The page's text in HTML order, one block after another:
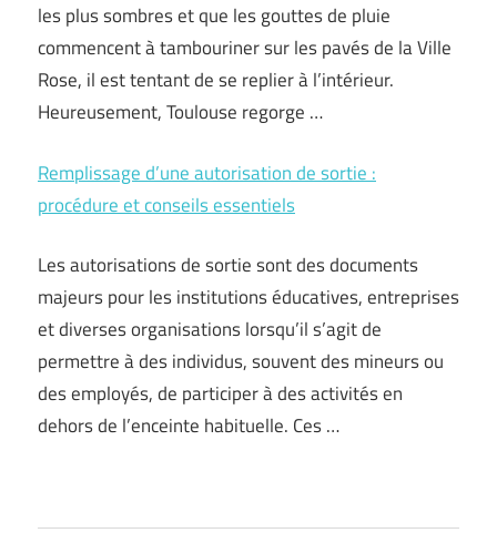
les plus sombres et que les gouttes de pluie
commencent à tambouriner sur les pavés de la Ville
Rose, il est tentant de se replier à l’intérieur.
Heureusement, Toulouse regorge …
Remplissage d’une autorisation de sortie :
procédure et conseils essentiels
Les autorisations de sortie sont des documents
majeurs pour les institutions éducatives, entreprises
et diverses organisations lorsqu’il s’agit de
permettre à des individus, souvent des mineurs ou
des employés, de participer à des activités en
dehors de l’enceinte habituelle. Ces …